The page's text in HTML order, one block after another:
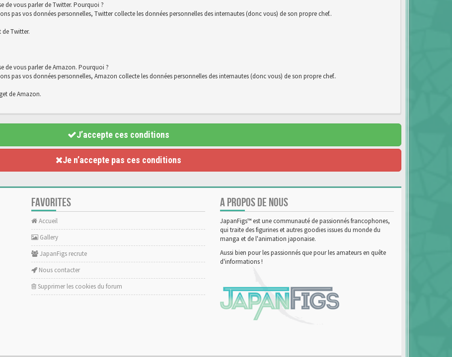
de vous parler de Twitter. Pourquoi ?
pas vos données personnelles, Twitter collecte les données personnelles des internautes (donc vous) de son propre chef..
Twitter.
de vous parler de Amazon. Pourquoi ?
pas vos données personnelles, Amazon collecte les données personnelles des internautes (donc vous) de son propre chef..
de Amazon.
J’accepte ces conditions
Je n’accepte pas ces conditions
FAVORITES
Accueil
Gallery
JapanFigs recrute
Nous contacter
Supprimer les cookies du forum
A PROPOS DE NOUS
JapanFigs™ est une communauté de passionnés francophones,
qui traite des figurines et autres goodies issues du monde du
manga et de l'animation japonaise.
Aussi bien pour les passionnés que pour les amateurs en quête
d'informations !